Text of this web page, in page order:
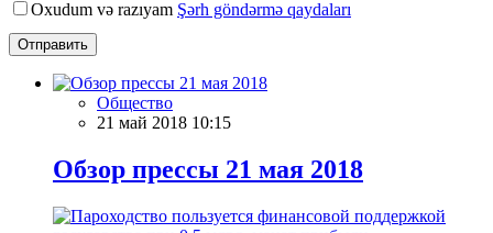
Oxudum və razıyam Şərh göndərmə qaydaları
Отправить
Общество
21 май 2018 10:15
Обзор прессы 21 мая 2018